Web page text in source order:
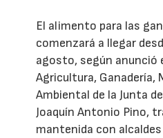
El alimento para las
comenzará a llegar
agosto, según anunció
Agricultura, Ganadería,
Ambiental de la Junta
Joaquín Antonio Pino,
mantenida con